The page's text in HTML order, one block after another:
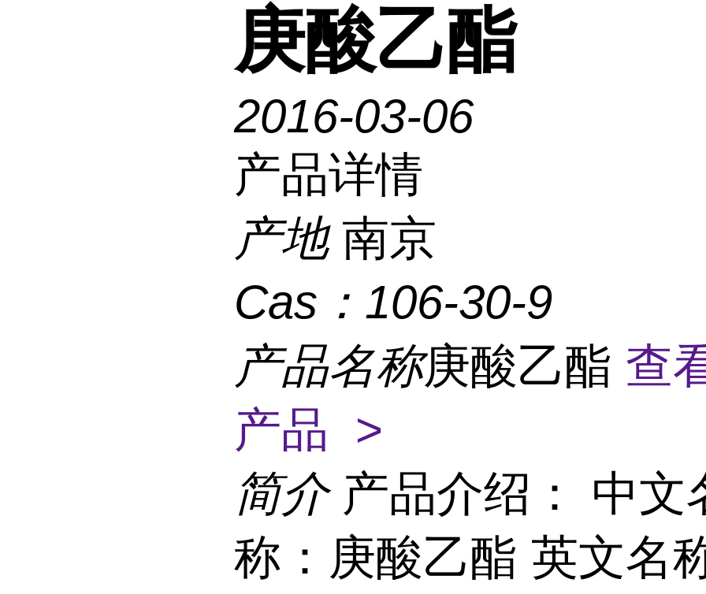
庚酸乙酯
2016-03-06
产品详情
产地 南京
Cas： 106-30-9
产品名称庚酸乙酯 查
产品 >
简介 产品介绍： 中文
称：庚酸乙酯 英文名